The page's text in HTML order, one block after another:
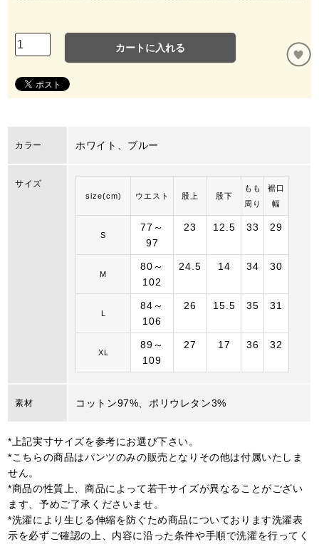
カートに入れる
カラー ホワイト、ブルー
サイズ
size(cm) ウエスト 股上 股下
もも
周り
裾口
幅
S
77～
97
23 12.5 33 29
M
80～
102
24.5 14 34 30
L
84～
106
26 15.5 35 31
XL
89～
109
27 17 36 32
素材 コットン97%、ポリウレタン3%
*上記実寸サイズを参考にお選び下さい。
*こちらの商品はパンツのみの販売となりその他は付属いたしま
せん。
*商品の性質上、商品によって若干サイズが異なることがござい
ます、予めご了承くださいませ。
*洗濯により生じる伸縮を防ぐため商品についております洗濯表
示を必ずご確認の上、内容に沿った条件や手順で洗濯を行ってく